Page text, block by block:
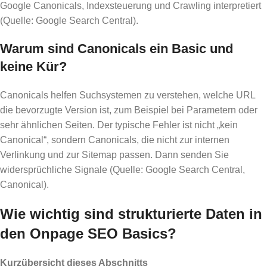
Google Canonicals, Indexsteuerung und Crawling interpretiert
(Quelle: Google Search Central).
Warum sind Canonicals ein Basic und
keine Kür?
Canonicals helfen Suchsystemen zu verstehen, welche URL
die bevorzugte Version ist, zum Beispiel bei Parametern oder
sehr ähnlichen Seiten. Der typische Fehler ist nicht „kein
Canonical“, sondern Canonicals, die nicht zur internen
Verlinkung und zur Sitemap passen. Dann senden Sie
widersprüchliche Signale (Quelle: Google Search Central,
Canonical).
Wie wichtig sind strukturierte Daten in
den Onpage SEO Basics?
Kurzübersicht dieses Abschnitts